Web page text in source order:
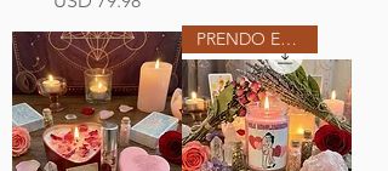
PRENDO EN MI ALTAR